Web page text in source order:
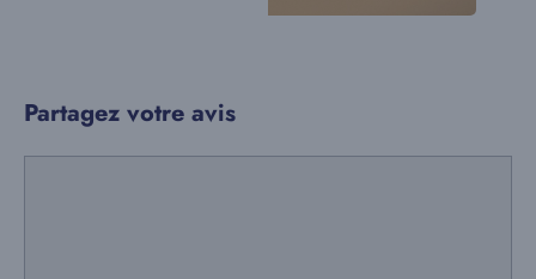
Partagez votre avis